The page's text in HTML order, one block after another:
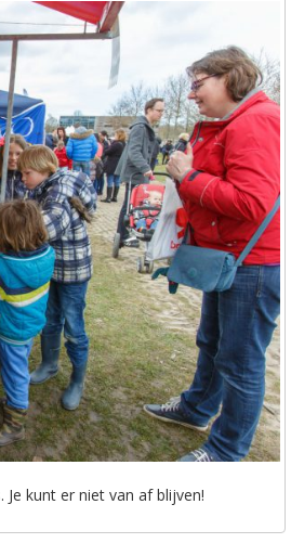
kunt er niet van af blijven!